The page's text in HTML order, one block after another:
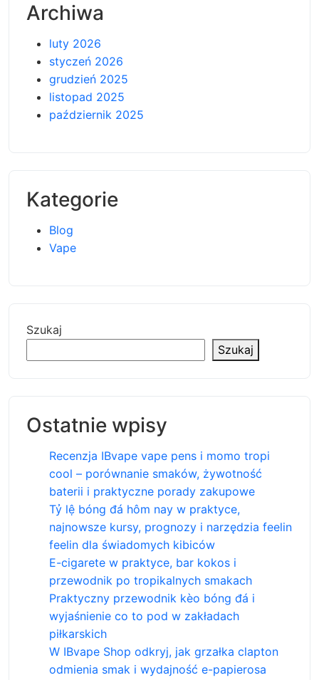
Archiwa
luty 2026
styczeń 2026
grudzień 2025
listopad 2025
październik 2025
Kategorie
Blog
Vape
Szukaj
Szukaj
Ostatnie wpisy
Recenzja IBvape vape pens i momo tropi
cool – porównanie smaków, żywotność
baterii i praktyczne porady zakupowe
Tỷ lệ bóng đá hôm nay w praktyce,
najnowsze kursy, prognozy i narzędzia feelin
feelin dla świadomych kibiców
E-cigarete w praktyce, bar kokos i
przewodnik po tropikalnych smakach
Praktyczny przewodnik kèo bóng đá i
wyjaśnienie co to pod w zakładach
piłkarskich
W IBvape Shop odkryj, jak grzałka clapton
odmienia smak i wydajność e-papierosa